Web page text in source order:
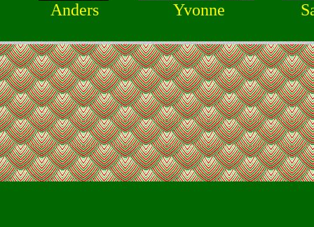
Yvonne
Anders